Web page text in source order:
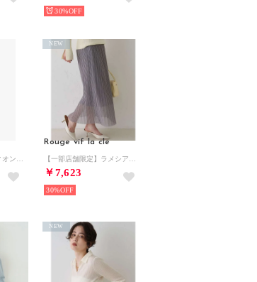
30%
Rouge vif la cle
￥7,623
NEW
30%
NEW